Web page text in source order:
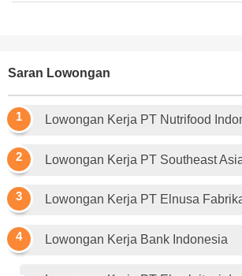
Saran Lowongan
Lowongan Kerja PT Nutrifood
Lowongan Kerja PT Southeast
Lowongan Kerja PT Elnusa
Lowongan Kerja Bank Indonesia